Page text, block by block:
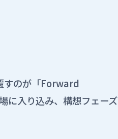
すのが「Forward
に入り込み、構想フェーズ